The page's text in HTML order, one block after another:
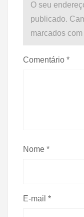
O seu
publicado.
marcados com
Comentário *
Nome *
E-mail *